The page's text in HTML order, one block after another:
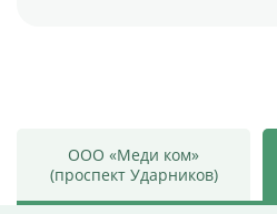
ООО «Меди ком»
(проспект Ударников)